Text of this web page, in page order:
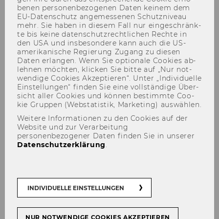
Fördergeber
Die For­schung am RiCC wird fi­nan­zi­ell durch
be­nen per­so­nen­be­zo­ge­nen Daten kei­nem dem
EU-​Datenschutz an­ge­mes­se­nen Schutz­ni­veau
mehr. Sie haben in die­sem Fall nur ein­ge­schränk­
te bis keine da­ten­schutz­recht­li­chen Rech­te in
den USA und ins­be­son­de­re kann auch die US-​
amerikanische Re­gie­rung Zu­gang zu die­sen
Daten er­lan­gen. Wenn Sie op­tio­na­le Coo­kies ab­
leh­nen möch­ten, kli­cken Sie bitte auf „Nur not­
wen­di­ge Coo­kies Ak­zep­tie­ren“. Unter „In­di­vi­du­el­le
Ein­stel­lun­gen“ fin­den Sie eine voll­stän­di­ge Über­
sicht aller Coo­kies und kön­nen be­stimm­te Coo­
kie Grup­pen (Web­sta­tis­tik, Mar­ke­ting) aus­wäh­len.
Weitere Informationen zu den Cookies auf der
Website und zur Verarbeitung
personenbezogener Daten finden Sie in unserer
Datenschutzerklärung.
INDIVIDUELLE EINSTELLUNGEN
NUR NOTWENDIGE COOKIES AKZEPTIEREN